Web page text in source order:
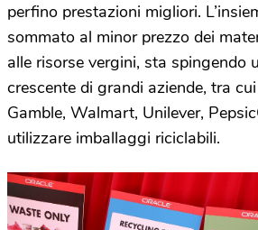
perfino prestazioni migliori.
sommato al minor prezzo dei
alle risorse vergini, sta spingendo
crescente di grandi aziende, tra
Gamble, Walmart, Unilever,
utilizzare imballaggi riciclabili.